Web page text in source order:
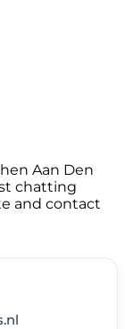
Aan Den
chatting
and contact